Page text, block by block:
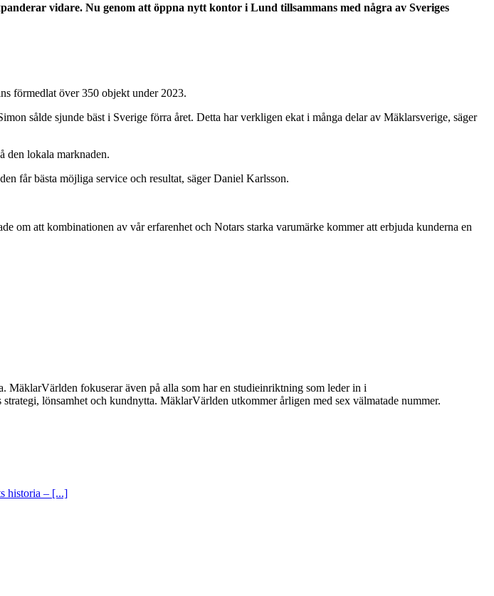
vidare. Nu genom att öppna nytt kontor i Lund tillsammans med några av Sveriges
förmedlat över 350 objekt under 2023.
sålde sjunde bäst i Sverige förra året. Detta har verkligen ekat i många delar av Mäklarsverige, säger
den lokala marknaden.
får bästa möjliga service och resultat, säger Daniel Karlsson.
att kombinationen av vår erfarenhet och Notars starka varumärke kommer att erbjuda kunderna en
MäklarVärlden fokuserar även på alla som har en studieinriktning som leder in i
lönsamhet och kundnytta. MäklarVärlden utkommer årligen med sex välmatade nummer.
historia – [...]